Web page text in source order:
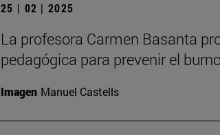
25 | 02 | 2025
La profesora Carmen Basanta
pedagógica para prevenir el
Imagen Manuel Castells